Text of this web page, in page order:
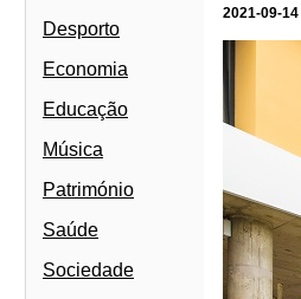
Desporto
Economia
Educação
Música
Património
Saúde
Sociedade
2021-09-